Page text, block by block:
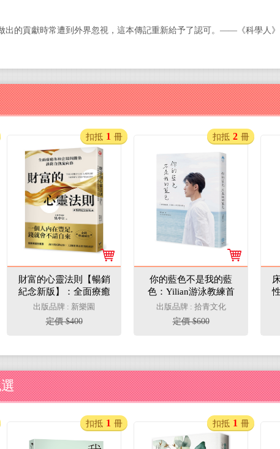
出的貢獻時常遭到外界忽視，這本傳記重新給予了認可。——《科學人》
財富的心靈法則【暢銷
紀念新版】：全面療癒
你和金錢的關係，讓錢
自動流向你
出版品牌 : 新樂園
定價 $400
扣抵 1 冊
你的藍色不是我的藍
色：Yilian游泳教練首
部寫真散文，那些歸屬
感、幸福感，以及勇氣
和愛
出版品牌 : 拾青文化
定價 $600
扣抵 2 冊
扣抵 1 冊 扣抵 1 冊